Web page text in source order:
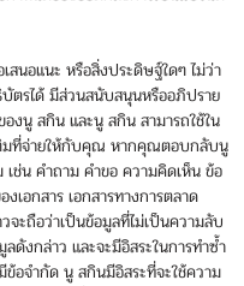
แนะ หรือสิ่งประดิษฐ์ใดๆ ไม่ว่า
บัตรได้ มีส่วนสนับสนุนหรืออภิปราย
งนู สกิน และนู สกิน สามารถใช้ใน
มที่จ่ายให้กับคุณ หากคุณตอบกลับนู
ช่น คำถาม คำขอ ความคิดเห็น ข้อ
เอกสาร เอกสารทางการตลาด
ะถือว่าเป็นข้อมูลที่ไม่เป็นความลับ
ดังกล่าว และจะมีอิสระในการทำซ้ำ
ข้อจำกัด นู สกินมีอิสระที่จะใช้ความ